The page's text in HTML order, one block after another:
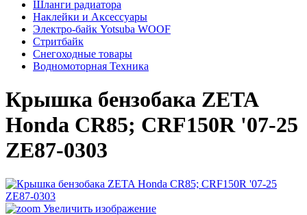
Шланги радиатора
Наклейки и Аксессуары
Электро-байк Yotsuba WOOF
Стритбайк
Снегоходные товары
Водномоторная Техника
Крышка бензобака ZETA
Honda CR85; CRF150R '07-25
ZE87-0303
Увеличить изображение